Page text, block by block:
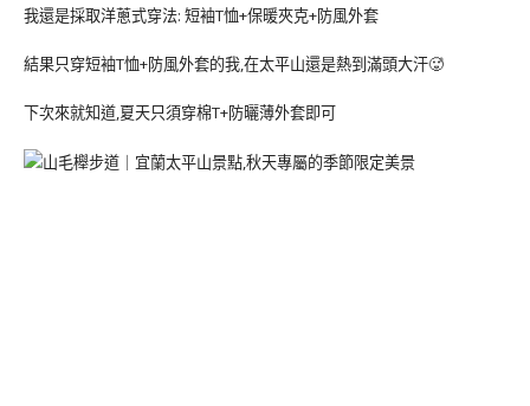
我還是採取洋蔥式穿法: 短袖T恤+保暖夾克+防風外套
結果只穿短袖T恤+防風外套的我,在太平山還是熱到滿頭大汗🥵
下次來就知道,夏天只須穿棉T+防曬薄外套即可